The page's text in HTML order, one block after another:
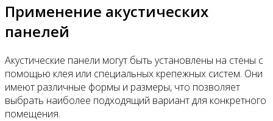
Применение акустических
панелей
Акустические панели могут быть установлены на стены с
помощью клея или специальных крепежных систем. Они
имеют различные формы и размеры, что позволяет
выбрать наиболее подходящий вариант для конкретного
помещения.